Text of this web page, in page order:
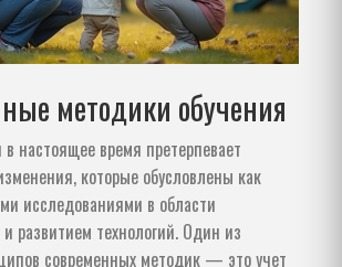
методики обучения
настоящее время претерпевает
которые обусловлены как
исследованиями в области
и развитием технологий. Один из
современных методик — это учет